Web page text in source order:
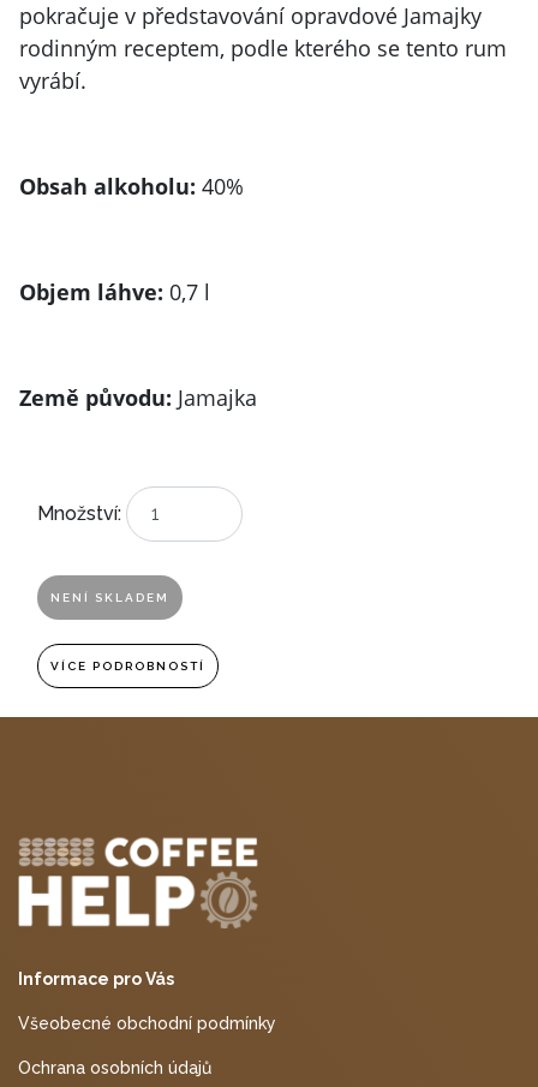
pokračuje v představování opravdové Jamajky
rodinným receptem, podle kterého se tento rum
vyrábí.
Obsah alkoholu: 40%
Objem láhve: 0,7 l
Země původu: Jamajka
Množství:
NENÍ SKLADEM
VÍCE PODROBNOSTÍ
Informace pro Vás
Všeobecné obchodní podmínky
Ochrana osobních údajů